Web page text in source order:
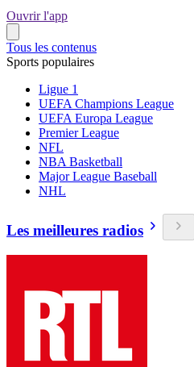
Ouvrir l'app
Tous les contenus
Sports populaires
Ligue 1
UEFA Champions League
UEFA Europa League
Premier League
NFL
NBA Basketball
Major League Baseball
NHL
Les meilleures radios